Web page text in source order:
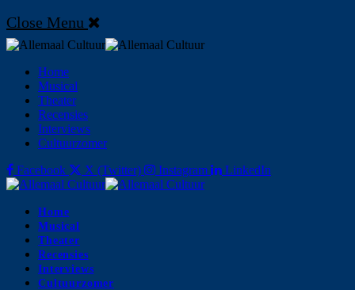
Close Menu
Home
Musical
Theater
Recensies
Interviews
Cultuurzomer
Facebook
X (Twitter) Instagram LinkedIn
Home
Musical
Theater
Recensies
Interviews
Cultuurzomer